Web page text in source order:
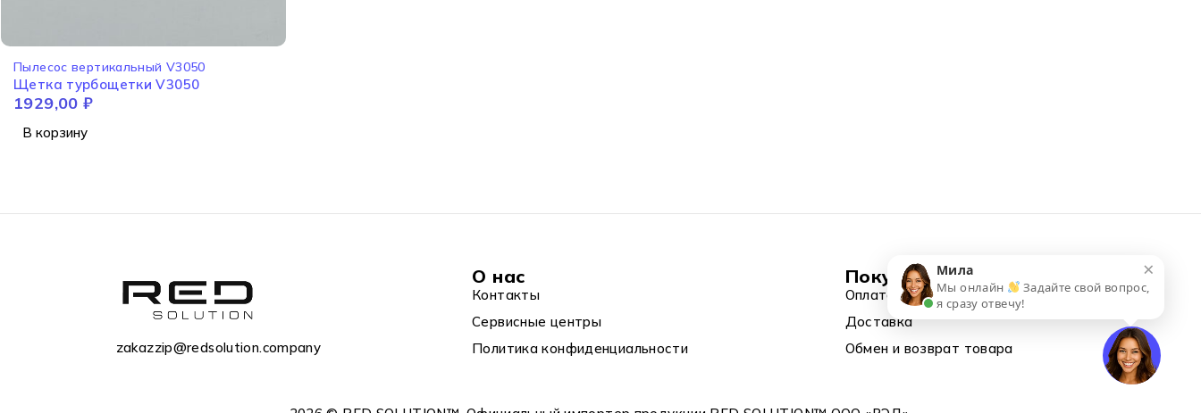
Пылесос вертикальный V3050
Щетка турбощетки V3050
1929,00 ₽
В корзину
zakazzip@redsolution.company
О нас
Контакты
Сервисные центры
Политика конфиденциальности
Покупка
Оплата
Доставка
Обмен и возврат товара
×
Мила
Мы онлайн
Задайте свой вопрос,
я сразу отвечу!